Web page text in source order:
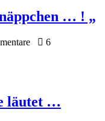
… ! „
6
läutet …